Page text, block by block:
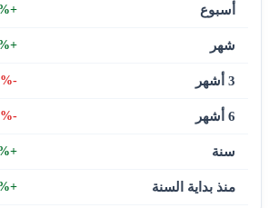
أسبوع +0.18%
شهر +0.77%
3 أشهر -0.73%
6 أشهر -0.75%
سنة +0.38%
منذ بداية السنة +0.09%